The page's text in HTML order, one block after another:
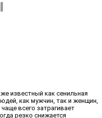
известный как сенильная
как мужчин, так и женщин,
всего затрагивает
резко снижается